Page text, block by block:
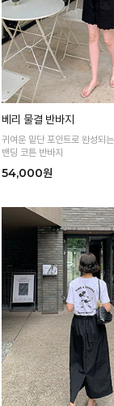
베리 물결 반바지
귀여운 밑단 포인트로 완성되는
밴딩 코튼 반바지
54,000원